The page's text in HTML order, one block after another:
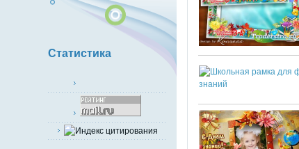
Статистика